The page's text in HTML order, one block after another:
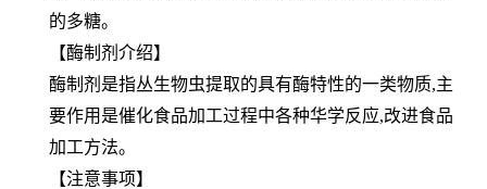
的多糖。
【酶制剂介绍】
酶制剂是指丛生物虫提取的具有酶特性的一类物质,主
要作用是催化食品加工过程中各种华学反应,改进食品
加工方法。
【注意事项】